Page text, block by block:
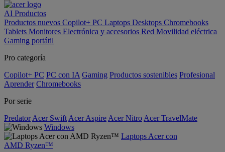
AI Productos
Productos nuevos Copilot+ PC Laptops Desktops Chromebooks
Tablets Monitores Electrónica y accesorios Red Movilidad eléctrica
Gaming portátil
Pro categoría
Copilot+ PC PC con IA Gaming Productos sostenibles Profesional
Aprender Chromebooks
Por serie
Predator Acer Swift Acer Aspire Acer Nitro Acer TravelMate
Windows
Laptops Acer con
AMD Ryzen™